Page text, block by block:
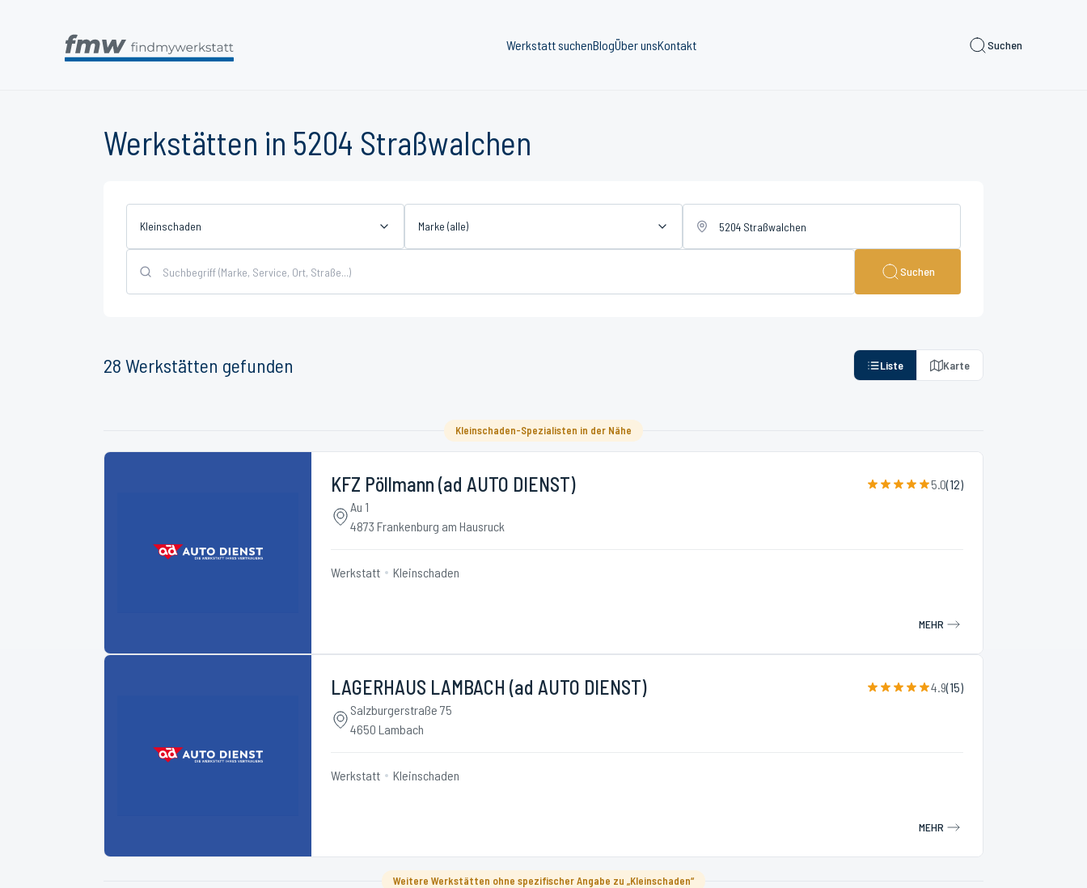
Werkstatt suchenBlogÜber unsKontakt Suchen
Werkstätten in 5204 Straßwalchen
Kleinschaden Marke (alle)
Suchen
28 Werkstätten gefunden Liste Karte
Kleinschaden-Spezialisten in der Nähe
KFZ Pöllmann (ad AUTO DIENST) 5.0(12)
Au 1
4873 Frankenburg am Hausruck
Werkstatt Kleinschaden
MEHR
LAGERHAUS LAMBACH (ad AUTO DIENST) 4.9(15)
Salzburgerstraße 75
4650 Lambach
Werkstatt Kleinschaden
MEHR
Weitere Werkstätten ohne spezifischer Angabe zu „Kleinschaden“